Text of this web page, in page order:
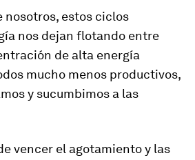
nosotros, estos ciclos
nos dejan flotando entre
de alta energía
mucho menos productivos,
y sucumbimos a las
vencer el agotamiento y las